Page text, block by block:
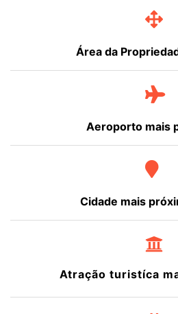
Área da
Aeroporto mais
Cidade mais
Atração turistíca